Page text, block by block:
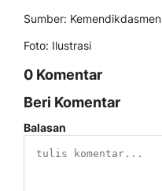
Sumber: Kemendikdasmen
Foto: Ilustrasi
0 Komentar
Beri Komentar
Balasan